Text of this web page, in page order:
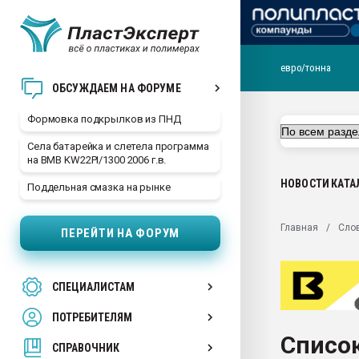
ОБСУЖДАЕМ НА ФОРУМЕ
Формовка подкрылков из ПНД
Села батарейка и слетела программа
на BMB KW22PI/1300 2006 г.в.
Поддельная смазка на рынке
ПЕРЕЙТИ НА ФОРУМ
СПЕЦИАЛИСТАМ
ПОТРЕБИТЕЛЯМ
СПРАВОЧНИК
29.07.2026 ФРП помог
Вакуум-формовочные
ближайшее
28.07.2026
первый план в
ситуацией на
евро/тонна
НОВОСТИ
Главная